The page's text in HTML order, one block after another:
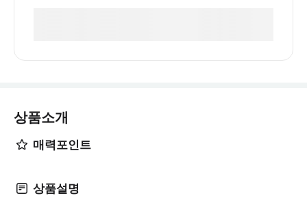
상품소개
매력포인트
상품설명